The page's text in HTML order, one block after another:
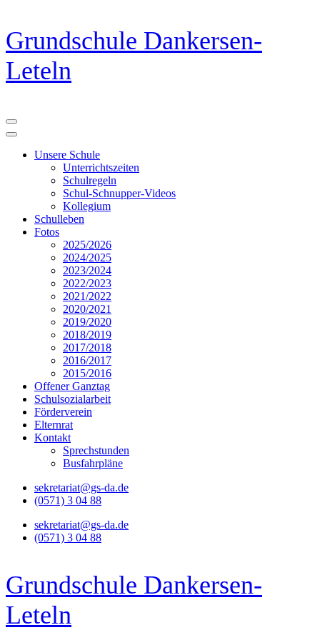
Zum
Inhalt
springen
(Eingabetaste
drücken)
Grundschule Dankersen-
Leteln
Unsere Schule
Unterrichtszeiten
Schulregeln
Schul-Schnupper-Videos
Kollegium
Schulleben
Fotos
2025/2026
2024/2025
2023/2024
2022/2023
2021/2022
2020/2021
2019/2020
2018/2019
2017/2018
2016/2017
2015/2016
Offener Ganztag
Schulsozialarbeit
Förderverein
Elternrat
Kontakt
Sprechstunden
Busfahrpläne
sekretariat@gs-da.de
(0571) 3 04 88
sekretariat@gs-da.de
(0571) 3 04 88
Grundschule Dankersen-
Leteln